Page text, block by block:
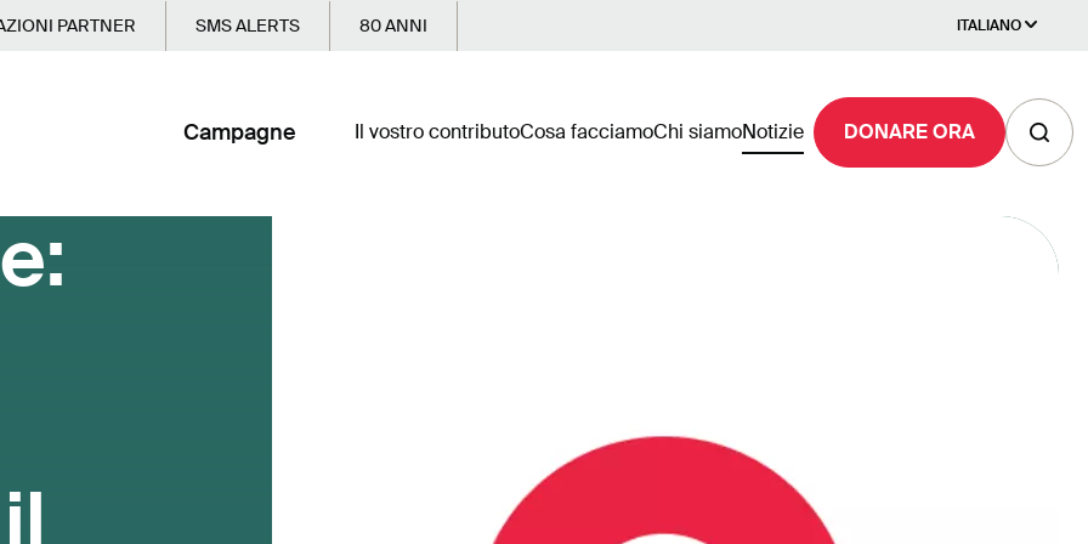
PARTNER SMS ALERTS 80 ANNI ITALIANO
Campagne Il vostro contributoCosa facciamoChi siamoNotizie DONARE ORA